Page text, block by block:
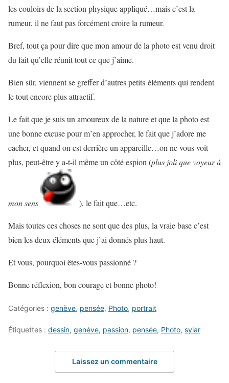
les couloirs de la section physique appliqué…mais c’est la
rumeur, il ne faut pas forcément croire la rumeur.
Bref, tout ça pour dire que mon amour de la photo est venu droit
du fait qu’elle réunit tout ce que j’aime.
Bien sûr, viennent se greffer d’autres petits éléments qui rendent
le tout encore plus attractif.
Le fait que je suis un amoureux de la nature et que la photo est
une bonne excuse pour m’en approcher, le fait que j’adore me
cacher, et quand on est derrière un appareille…on ne vous voit
plus, peut-être y a-t-il même un côté espion (plus joli que voyeur à
mon sens ), le fait que…etc.
Mais toutes ces choses ne sont que des plus, la vraie base c’est
bien les deux éléments que j’ai donnés plus haut.
Et vous, pourquoi êtes-vous passionné ?
Bonne réflexion, bon courage et bonne photo!
Catégories : genève, pensée, Photo, portrait
Étiquettes : dessin, genève, passion, pensée, Photo, sylar
Laissez un commentaire